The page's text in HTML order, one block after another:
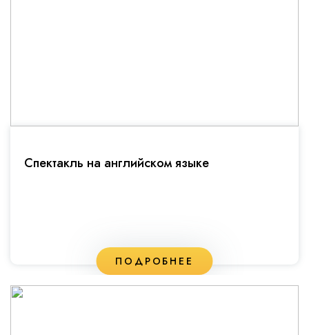
Спектакль на английском языке
ПОДРОБНЕЕ